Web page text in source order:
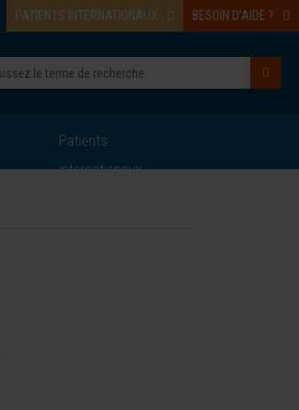
PATIENTS INTERNATIONAUX BESOIN D’AIDE ?
Patients
internationaux